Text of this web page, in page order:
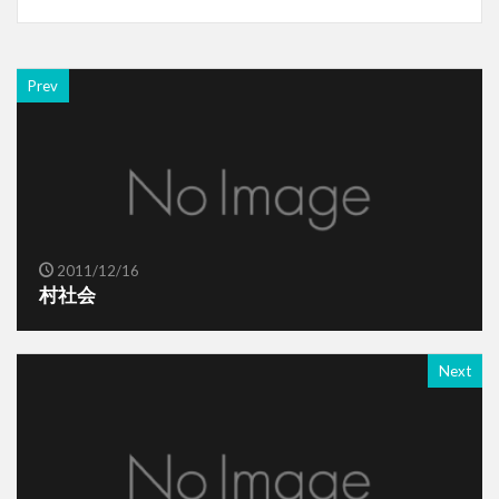
Prev
2011/12/16
村社会
Next